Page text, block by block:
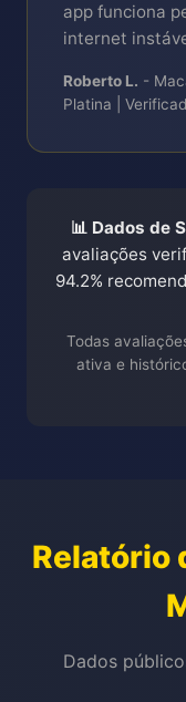
app funciona
internet
Roberto L. -
Platina |
📊 Dados de
avaliações
94.2%
Todas
ativa e
Relatório
Dados